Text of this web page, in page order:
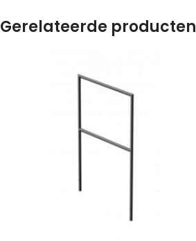
Gerelateerde producten